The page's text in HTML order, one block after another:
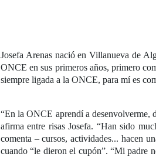
Josefa Arenas nació en Villanueva de
ONCE en sus primeros años, primero
siempre ligada a la ONCE, para mí es
“En la ONCE aprendí a desenvolverme,
afirma entre risas Josefa. “Han sido
comenta – cursos, actividades... hacen
cuando “le dieron el cupón”. “Mi padre